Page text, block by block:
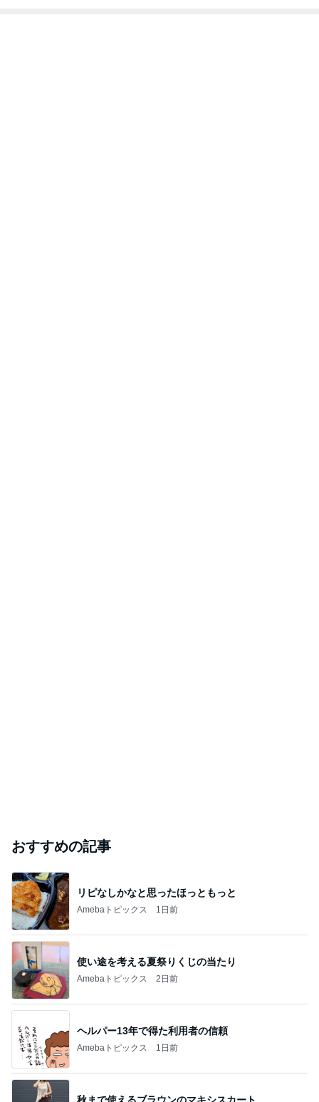
おすすめの記事
リピなしかなと思ったほっともっと
Amebaトピックス 1日前
使い途を考える夏祭りくじの当たり
Amebaトピックス 2日前
ヘルパー13年で得た利用者の信頼
Amebaトピックス 1日前
秋まで使えるブラウンのマキシスカート